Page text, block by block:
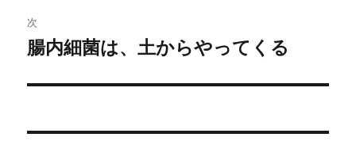
ビ
ゲ
ー
稿:
次
次
投
腸内細菌は、土からやってくる